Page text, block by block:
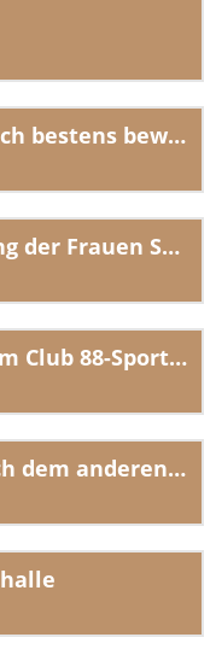
Unser neuer Airtrack hat sich bestens bewährt!
Die 54. Generalversammlung der Frauen STV Altbüron fand am Donnerstag, dem 29. Januar 2026, statt.
2. Rang für Amelie Rölli beim Club 88-Sportpreis Region Huttwil
2025 hielt ein Highlight nach dem anderen bereit